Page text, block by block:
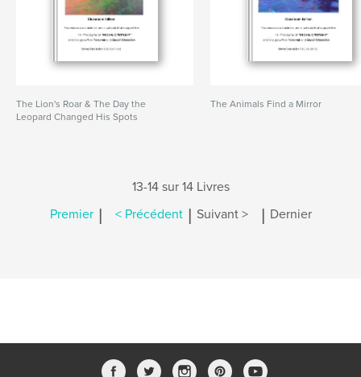
The Lion's Roar & The Day the
Leopard Changed His Spots
The Animals Find a Mirror
13-14 sur 14 Livres
Premier | < Précédent | Suivant > | Dernier